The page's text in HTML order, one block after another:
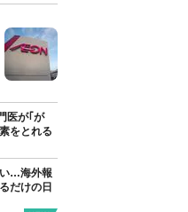
医が｢が
をとれる
…海外報
だけの日